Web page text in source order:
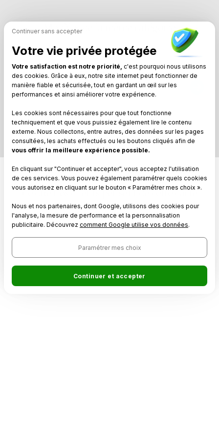
Modèles de la même catégorie
Décès florale
Ce que nos clients pensent de cette carte
Continuer sans accepter
Votre vie privée protégée
Votre satisfaction est notre priorité, c'est pourquoi nous utilisons
des cookies. Grâce à eux, notre site internet peut fonctionner de
manière fiable et sécurisée, tout en gardant un œil sur les
performances et ainsi améliorer votre expérience.
Les cookies sont nécessaires pour que tout fonctionne
techniquement et que vous puissiez également lire le contenu
externe. Nous collectons, entre autres, des données sur les pages
consultées, les achats effectués ou les boutons cliqués afin de
vous offrir la meilleure expérience possible.
En cliquant sur "Continuer et accepter", vous acceptez l'utilisation
de ces services. Vous pouvez également paramétrer quels cookies
vous autorisez en cliquant sur le bouton « Paramétrer mes choix ».
Nous et nos partenaires, dont Google, utilisons des cookies pour
l'analyse, la mesure de performance et la personnalisation
publicitaire. Découvrez comment Google utilise vos données.
Paramétrer mes choix
Continuer et accepter